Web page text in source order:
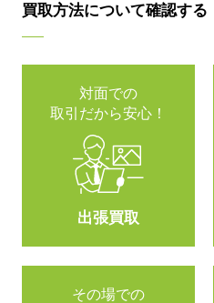
買取方法について確認する
対面での
取引だから安心！
出張買取
その場での